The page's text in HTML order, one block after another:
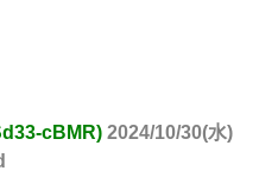
cBMR) 2024/10/30(水)